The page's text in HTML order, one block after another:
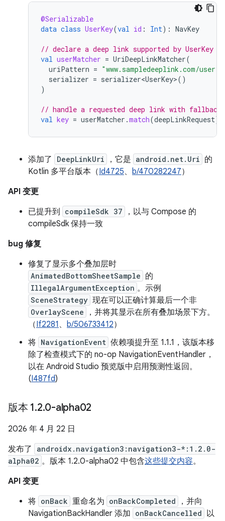
@Serializable
data class UserKey(val id : Int): NavKey
// declare a deep link supported by UserKey
val userMatcher = UriDeepLinkMatcher(
uriPattern = "www.sampledeeplink.com/
serializer = serializer<UserKey>()
)
// handle a requested deep link with fallback
val key = userMatcher .match(deepLinkRequest)
添加了 DeepLinkUri ，它是 android.net.Uri 的
Kotlin 多平台版本（Id4725、 b/470282247）
API 变更
已提升到
compileSdk 37
，以与 Compose 的
compileSdk 保持一致
bug 修复
修复了显示多个叠加层时
AnimatedBottomSheetSample 的
IllegalArgumentException 。示例
SceneStrategy 现在可以正确计算最后一个非
OverlayScene
，并将其显示在所有叠加场景下方。
（If2281 、 b/506733412）
将 NavigationEvent 依赖项提升至 1.1.1，该版本移
除了检查模式下的 no-op NavigationEventHandler，
以在 Android Studio 预览版中启用预测性返回。
(I487fd)
版本 1.2.0-alpha02
2026 年 4 月 22 日
发布了
androidx.navigation3:navigation3-*:1.2.0-
alpha02 。版本 1.2.0-alpha02 中包含这些提交内容。
API 变更
将 onBack 重命名为 onBackCompleted
，并向
NavigationBackHandler 添加 onBackCancelled 以